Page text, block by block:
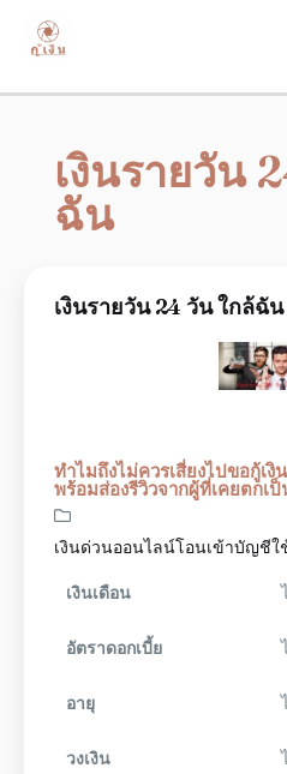
เงินรายวัน
ฉัน
เงินรายวัน 24 วัน ใกล้ฉัน
ทำไมถึงไม่ควรเสี่ยงไปขอกู้เ
พร้อมส่องรีวิวจากผู้ที่เคยตกเป็
เงินด่วนออนไลน์โอนเข้าบัญชี
เงินเดือน
อัตราดอกเบี้ย
อายุ
วงเงิน